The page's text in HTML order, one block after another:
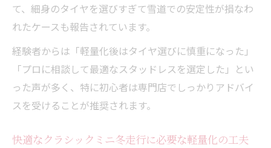
て、細身のタイヤを選びすぎて雪道での安定性が損なわ
れたケースも報告されています。
経験者からは「軽量化後はタイヤ選びに慎重になった」
「プロに相談して最適なスタッドレスを選定した」とい
った声が多く、特に初心者は専門店でしっかりアドバイ
スを受けることが推奨されます。
快適なクラシックミニ冬走行に必要な軽量化の工夫